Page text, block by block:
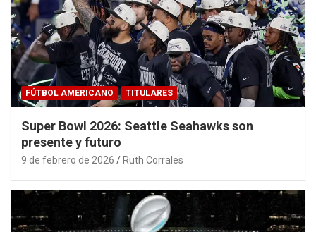
FÚTBOL AMERICANO TITULARES
Super Bowl 2026: Seattle Seahawks son
presente y futuro
9 de febrero de 2026 Ruth Corrales